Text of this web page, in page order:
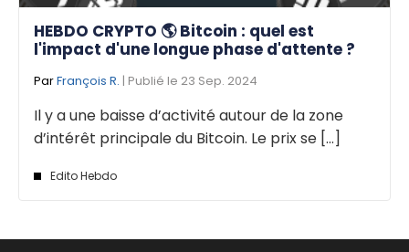
HEBDO CRYPTO 🌎 Bitcoin : quel est
l'impact d'une longue phase d'attente ?
ParFrançois R. | Publié le 23 Sep. 2024
Il y a une baisse d’activité autour de la zone
d’intérêt principale du Bitcoin. Le prix se [...]
Edito Hebdo